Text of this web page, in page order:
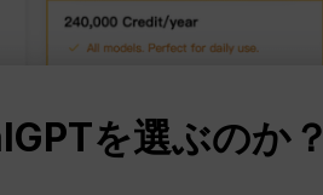
を選ぶのか？